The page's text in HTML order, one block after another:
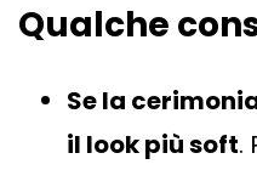
Qualche
Se la
il look più soft.